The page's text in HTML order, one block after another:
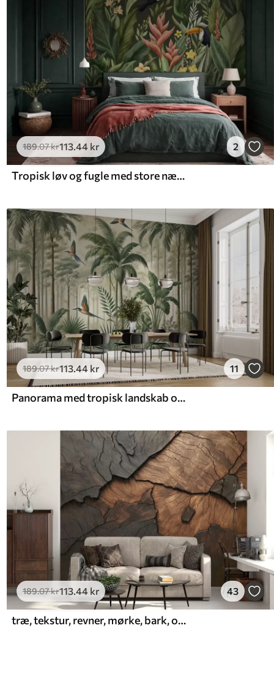
189.07kr113.44 kr 2
Tropisk løv og fugle med store næb på mørk baggrund
189.07kr113.44 kr 11
Panorama med tropisk landskab og fugle
189.07kr113.44 kr 43
træ, tekstur, revner, mørke, bark, overflade